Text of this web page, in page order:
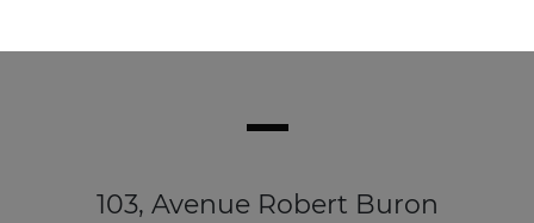
103, Avenue Robert Buron